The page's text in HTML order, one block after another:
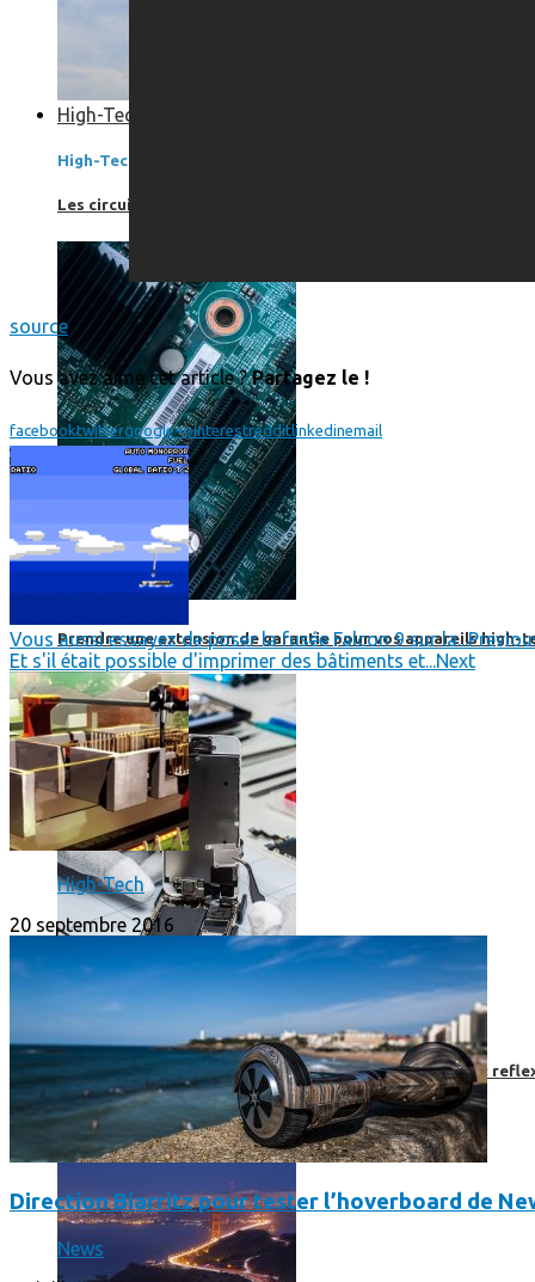
High-Tech
High-Tech
Les circuits imprimés, le coeur de nos appareils
Prendre une extension de garantie pour vos appareils high-
Faut-il encore emmener son bon vieux appareil photo «
source
Vous avez aimé cet article ?Partagez le !
facebooktwittergoogle+pinterestredditlinkedinemail
Vous aussi essayez de poser la fusée Falcon 9 sur la...
Et s'il était possible d'imprimer des bâtiments et...Next
High-Tech
20 septembre 2016
Direction Biarritz pour tester l’hoverboard de
News